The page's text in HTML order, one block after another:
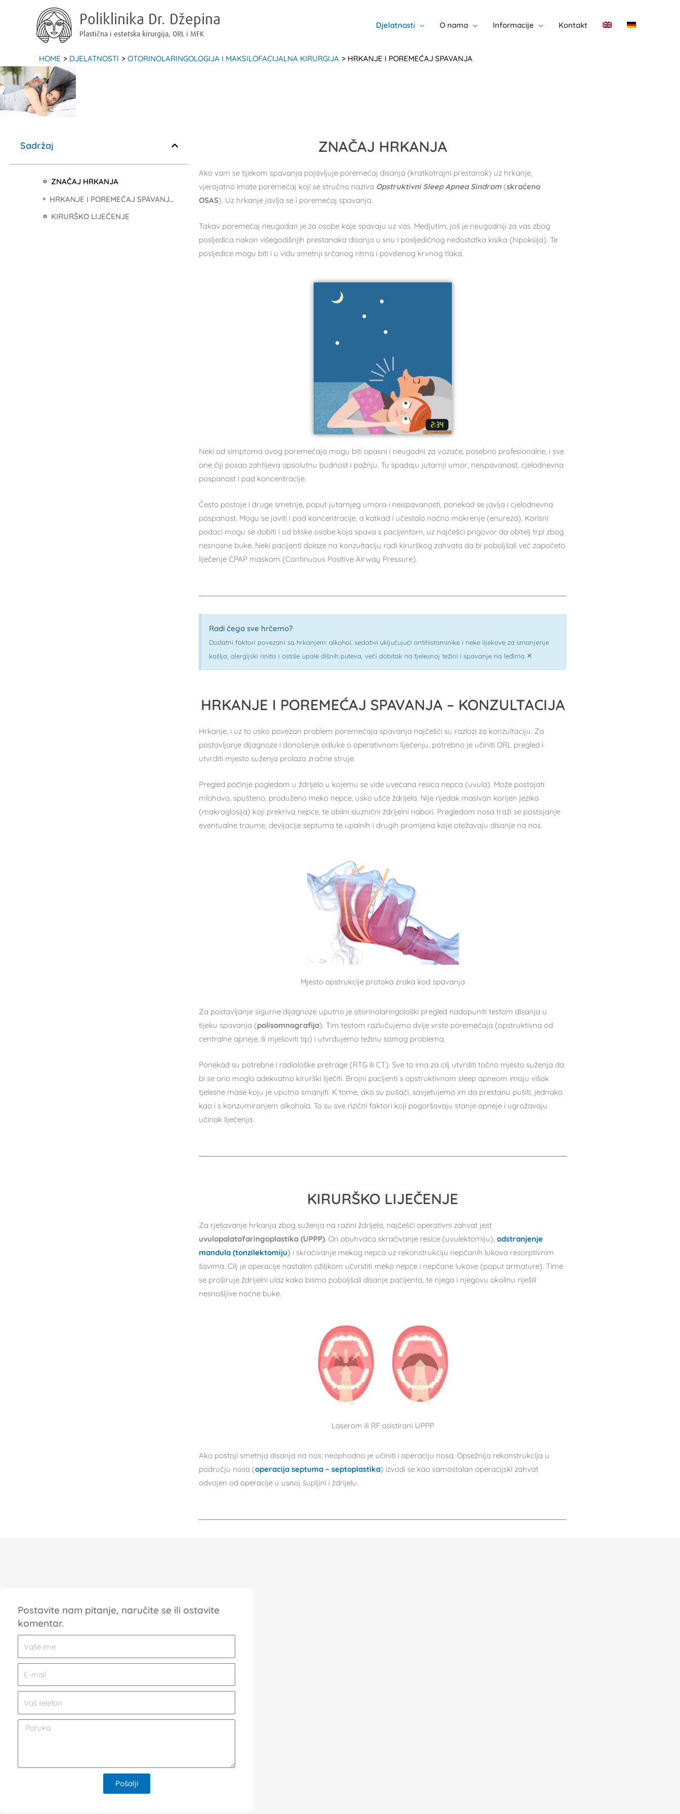
Poliklinika Dr. Džepina
Plastična i estetska kirurgija, ORL i MFK
Djelatnosti O nama Informacije Kontakt
HOME DJELATNOSTI OTORINOLARINGOLOGIJA I MAKSILOFACIJALNA KIRURGIJA HRKANJE I POREMEĆAJ SPAVANJA
Sadržaj
ZNAČAJ HRKANJA
HRKANJE I POREMEĆAJ SPAVANJA – KONZULTACIJA
KIRURŠKO LIJEČENJE
ZNAČAJ HRKANJA
Ako vam se tijekom spavanja pojavljuje poremećaj disanja (kratkotrajni prestanak) uz hrkanje,
vjerojatno imate poremećaj koji se stručno naziva Opstruktivni Sleep Apnea Sindrom(skraćeno
OSAS). Uz hrkanje javlja se i poremećaj spavanja.
Takav poremećaj neugodan je za osobe koje spavaju uz vas. Medjutim, još je neugodniji za vas zbog
posljedica nakon višegodišnjih prestanaka disanja u snu i posljedičnog nedostatka kisika (hipoksija). Te
posljedice mogu biti i u vidu smetnji srčanog ritma i povišenog krvnog tlaka.
Neki od simptoma ovog poremećaja mogu biti opasni i neugodni za vozače, posebno profesionalne, i sve
one čiji posao zahtijeva apsolutnu budnost i pažnju. Tu spadaju jutarnji umor, neispavanost, cjelodnevna
pospanost i pad koncentracije.
Često postoje i druge smetnje, poput jutarnjeg umora i neispavanosti, ponekad se javlja i cjelodnevna
pospanost. Mogu se javiti i pad koncentracije, a katkad i učestalo noćno mokrenje (enureza). Korisni
podaci mogu se dobiti i od bliske osobe koja spava s pacijentom, uz najčešći prigovor da obitelj trpi zbog
nesnosne buke. Neki pacijenti dolaze na konzultaciju radi kirurškog zahvata da bi poboljšali već započeto
liječenje CPAP maskom (Continuous Positive Airway Pressure).
Radi čega sve hrčemo?
Dodatni faktori povezani sa hrkanjem: alkohol, sedativi uključujući antihistaminike i neke lijekove za smanjenje
kašlja, alergijski rinitis i ostale upale dišnih puteva, veći dobitak na tjelesnoj težini i spavanje na leđima. ×
HRKANJE I POREMEĆAJ SPAVANJA – KONZULTACIJA
Hrkanje, i uz to usko povezan problem poremećaja spavanja najčešći su razlozi za konzultaciju. Za
postavljanje dijagnoze i donošenje odluke o operativnom liječenju, potrebno je učiniti ORL pregled i
utvrditi mjesto suženja prolaza zračne struje.
Pregled počinje pogledom u ždrijelo u kojemu se vide uvećana resica nepca (uvula). Može postojati
mlohavo, spušteno, produženo meko nepce, usko ušće ždrijela. Nije rijedak masivan korijen jezika
(makroglosija) koji prekriva nepce, te obilni sluznični ždrijelni nabori. Pregledom nosa traži se postojanje
eventualne traume, devijacije septuma te upalnih i drugih promjena koje otežavaju disanje na nos.
Mjesto opstrukcije protoka zraka kod spavanja
Za postavljanje sigurne dijagnoze uputno je otorinolaringološki pregled nadopuniti testom disanja u
tijeku spavanja (polisomnografija). Tim testom razlučujemo dvije vrste poremećaja (opstruktivna od
centralne apneje, ili mješoviti tip) i utvrđujemo težinu samog problema.
Ponekad su potrebne i radiološke pretrage (RTG ili CT). Sve to ima za cilj utvrditi točno mjesto suženja da
bi se ono moglo adekvatno kirurški liječiti. Brojni pacijenti s opstruktivnom sleep apneom imaju višak
tjelesne mase koju je uputno smanjiti. K tome, ako su pušači, savjetujemo im da prestanu pušiti, jednako
kao i s konzumiranjem alkohola. To su sve rizični faktori koji pogoršavaju stanje apneje i ugrožavaju
učinak liječenja.
KIRURŠKO LIJEČENJE
Za rješavanje hrkanja zbog suženja na razini ždrijela, najčešći operativni zahvat jest
uvulopalatofaringoplastika (UPPP). On obuhvaća skraćivanje resice (uvulektomiju),odstranjenje
mandula (tonzilektomiju) i skraćivanje mekog nepca uz rekonstrukciju nepčanih lukova resorptivnim
šavima. Cilj je operacije nastalim ožiljkom učvrstiti meko nepce i nepčane lukove (poput armature). Time
se proširuje ždrijelni ulaz kako bismo poboljšali disanje pacijenta, te njega i njegovu okolinu riješili
nesnošljive noćne buke.
Laserom ili RF asistirani UPPP
Ako postoji smetnja disanja na nos, neophodno je učiniti i operaciju nosa. Opsežnija rekonstrukcija u
području nosa (operacija septuma – septoplastika) izvodi se kao samostalan operacijski zahvat
odvojen od operacije u usnoj šupljini i ždrijelu.
Postavite nam pitanje, naručite se ili ostavite
komentar.
Pošalji